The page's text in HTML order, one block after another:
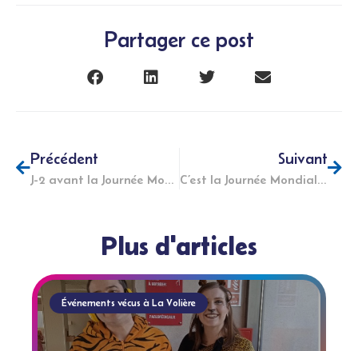
Partager ce post
Précédent
J-2 avant la Journée Mondiale de Sensibilisation à l’Autisme ! 31 mars 2023
Suivant
C’est la Journée Mondiale de Sensibilisation à l’Autisme ! 2 avril 2023
Plus d'articles
Événements vécus à La Volière